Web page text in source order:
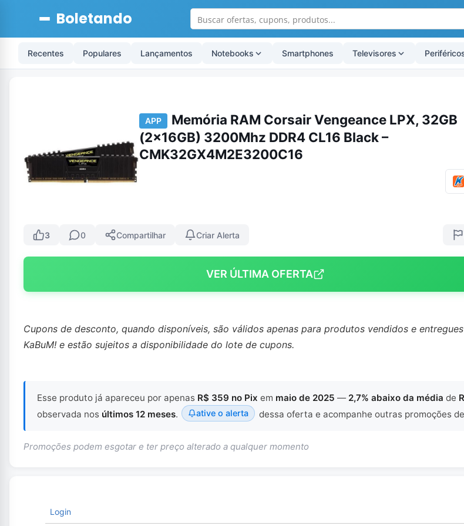
Boletando
Recentes Populares Lançamentos Notebooks Smartphones Televisores
APP
Memória RAM Corsair Vengeance LPX, 32GB
(2x16GB) 3200Mhz DDR4 CL16 Black –
CMK32GX4M2E3200C16
3 0 Compartilhar Criar Alerta
VER ÚLTIMA OFERTA
Cupons de desconto, quando disponíveis, são válidos apenas para produtos vendidos e
KaBuM! e estão sujeitos a disponibilidade do lote de cupons.
Esse produto já apareceu por apenas R$ 359 no Pix em maio de 2025 — 2,7% abaixo da média de
observada nos últimos 12 meses. ative o alerta dessa oferta e acompanhe outras promoções de
Promoções podem esgotar e ter preço alterado a qualquer momento
Login